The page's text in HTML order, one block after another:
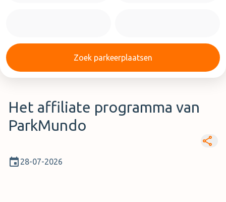
Zoek parkeerplaatsen
Het affiliate programma van
ParkMundo
28-07-2026